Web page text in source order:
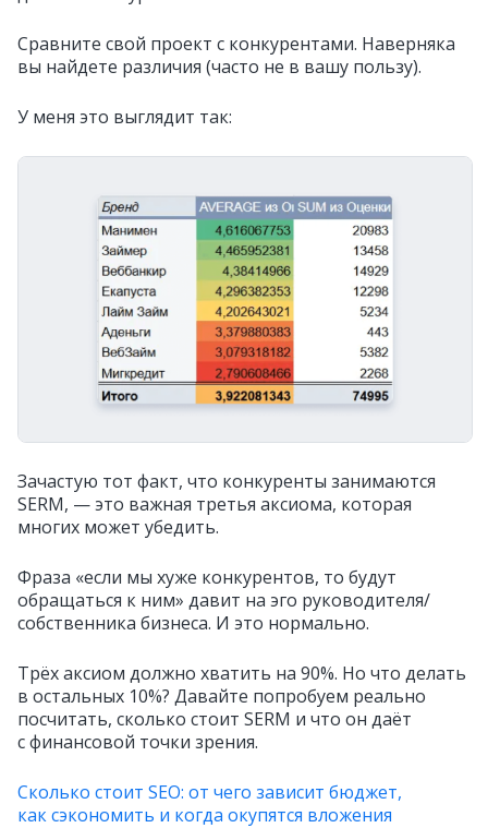
Сравните свой проект с конкурентами. Наверняка
вы найдете различия (часто не в вашу пользу).
У меня это выглядит так:
Зачастую тот факт, что конкуренты занимаются
SERM, — это важная третья аксиома, которая
многих может убедить.
Фраза «если мы хуже конкурентов, то будут
обращаться к ним» давит на эго руководителя/
собственника бизнеса. И это нормально.
Трёх аксиом должно хватить на 90%. Но что делать
в остальных 10%? Давайте попробуем реально
посчитать, сколько стоит SERM и что он даёт
с финансовой точки зрения.
Сколько стоит SEO: от чего зависит бюджет,
как сэкономить и когда окупятся вложения